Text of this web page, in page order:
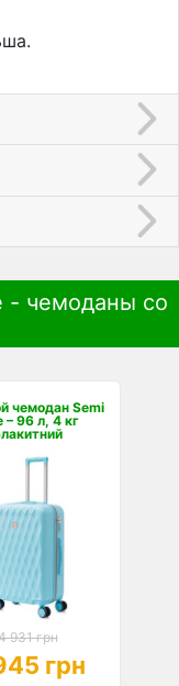
- чемоданы со
чемодан Semi
– 96 л, 4 кг
931 грн
грн